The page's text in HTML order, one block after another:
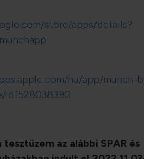
store/apps/details?
hu/app/munch-
tesztüzem az alábbi SPAR és